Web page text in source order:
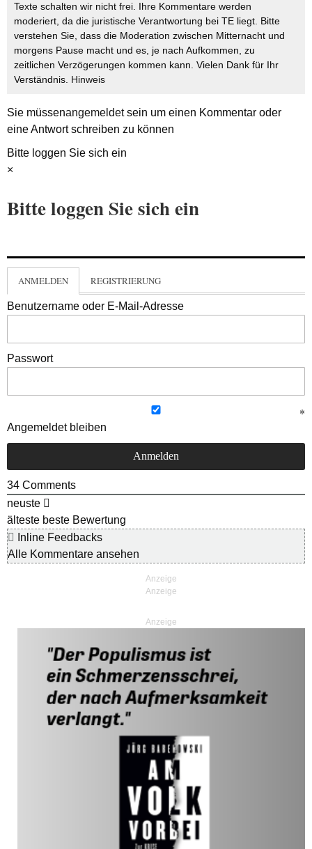
Texte schalten wir nicht frei. Ihre Kommentare werden
moderiert, da die juristische Verantwortung bei TE liegt. Bitte
verstehen Sie, dass die Moderation zwischen Mitternacht und
morgens Pause macht und es, je nach Aufkommen, zu
zeitlichen Verzögerungen kommen kann. Vielen Dank für Ihr
Verständnis. Hinweis
Sie müssenangemeldetsein um einen Kommentar oder
eine Antwort schreiben zu können
Bitte loggen Sie sich ein
×
Bitte loggen Sie sich ein
ANMELDEN REGISTRIERUNG
Benutzername oder E-Mail-Adresse
Passwort
Angemeldet bleiben
34 Comments
neuste
älteste beste Bewertung
Inline Feedbacks
Alle Kommentare ansehen
Anzeige